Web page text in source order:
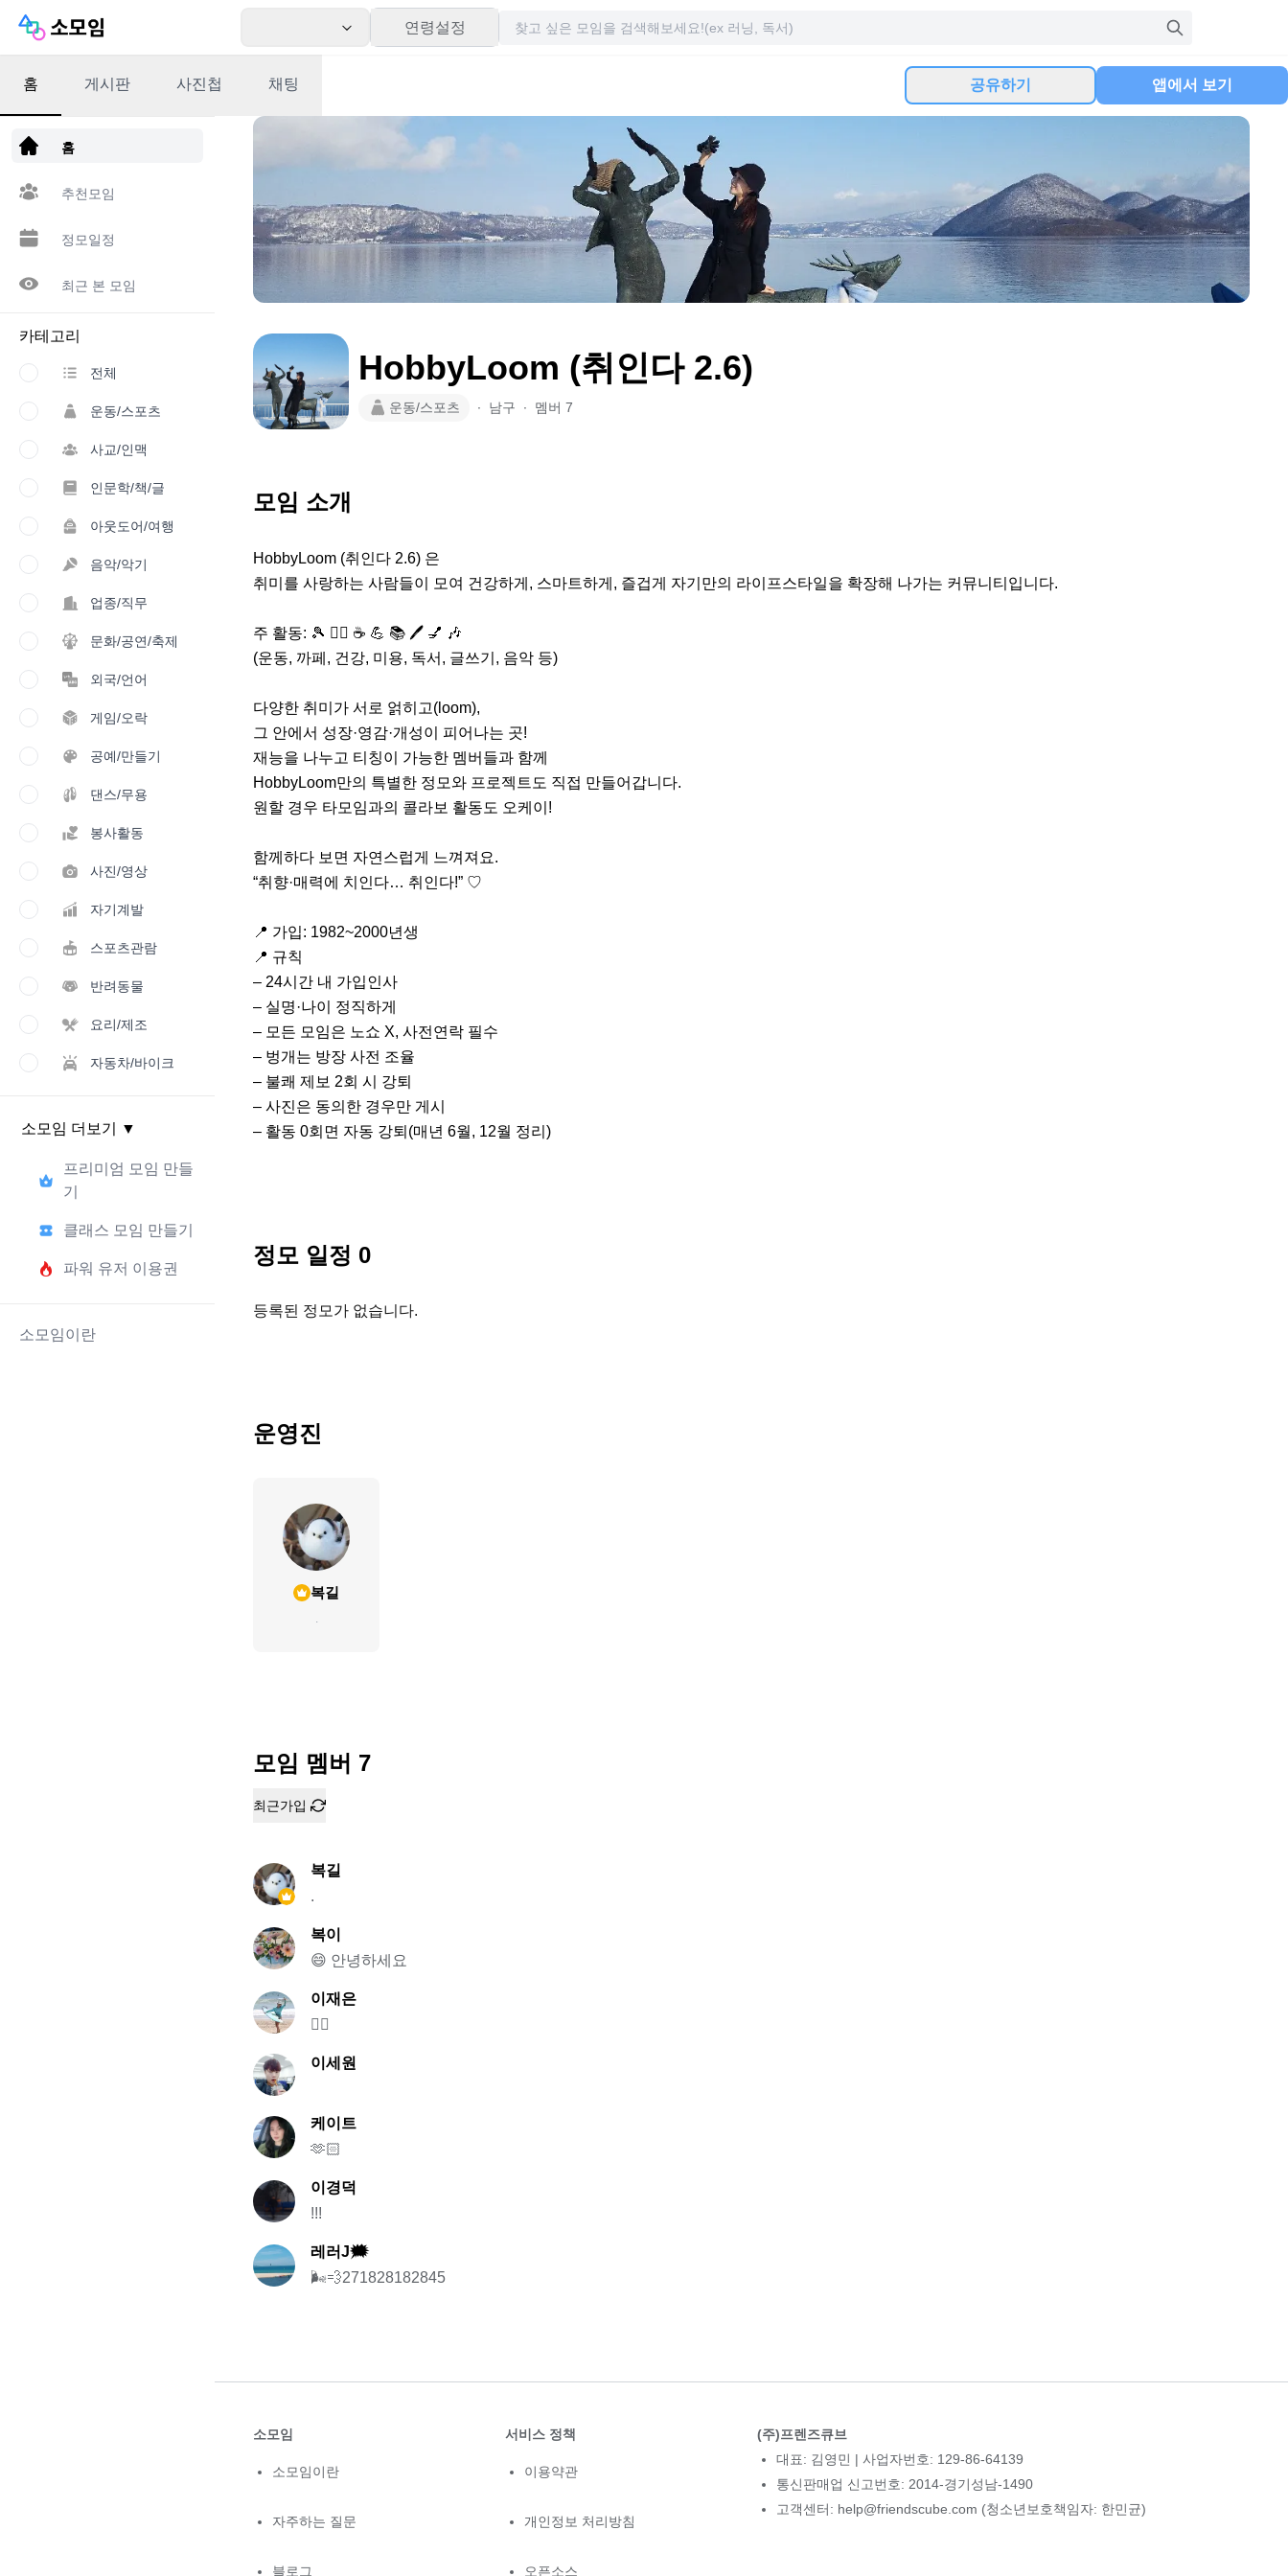
연령설정
앱 다운로드
홈
추천모임
정모일정
최근 본 모임
카테고리
전체
운동/스포츠
사교/인맥
인문학/책/글
아웃도어/여행
음악/악기
업종/직무
문화/공연/축제
외국/언어
게임/오락
공예/만들기
댄스/무용
봉사활동
사진/영상
자기계발
스포츠관람
반려동물
요리/제조
자동차/바이크
소모임 더보기 ▼
프리미엄 모임 만들
기
클래스 모임 만들기
파워 유저 이용권
소모임이란
홈 게시판 사진첩 채팅 공유하기 앱에서 보기
HobbyLoom (취인다 2.6)
운동/스포츠 ∙ 남구 ∙ 멤버 7
모임 소개
HobbyLoom (취인다 2.6) 은
취미를 사랑하는 사람들이 모여 건강하게, 스마트하게, 즐겁게 자기만의 라이프스타일을 확장해 나가는 커뮤니티입니다.
주 활동: 🎾 🏃‍♀️ ☕️ 💪 📚 🖊 💅 🎶
(운동, 까페, 건강, 미용, 독서, 글쓰기, 음악 등)
다양한 취미가 서로 얽히고(loom),
그 안에서 성장·영감·개성이 피어나는 곳!
재능을 나누고 티칭이 가능한 멤버들과 함께
HobbyLoom만의 특별한 정모와 프로젝트도 직접 만들어갑니다.
원할 경우 타모임과의 콜라보 활동도 오케이!
함께하다 보면 자연스럽게 느껴져요.
“취향·매력에 치인다… 취인다!” ♡
📍 가입: 1982~2000년생
📍 규칙
– 24시간 내 가입인사
– 실명·나이 정직하게
– 모든 모임은 노쇼 X, 사전연락 필수
– 벙개는 방장 사전 조율
– 불쾌 제보 2회 시 강퇴
– 사진은 동의한 경우만 게시
– 활동 0회면 자동 강퇴(매년 6월, 12월 정리)
정모 일정 0
등록된 정모가 없습니다.
운영진
복길
.
모임 멤버 7
최근가입
복길
.
복이
😄 안녕하세요
이재은
🏄‍♀️
이세원
케이트
🫶🏻
이경덕
!!!
레러J🗯
🌬💨271828182845
소모임
소모임이란
자주하는 질문
블로그
서비스 정책
이용약관
개인정보 처리방침
오픈소스
(주)프렌즈큐브
대표: 김영민 | 사업자번호: 129-86-64139
통신판매업 신고번호: 2014-경기성남-1490
고객센터: help@friendscube.com (청소년보호책임자: 한민균)